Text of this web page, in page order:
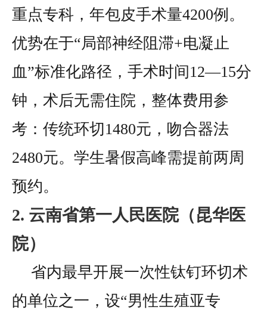
重点专科，年包皮手术量4200例。
优势在于“局部神经阻滞+电凝止
血”标准化路径，手术时间12—15分
钟，术后无需住院，整体费用参
考：传统环切1480元，吻合器法
2480元。学生暑假高峰需提前两周
预约。
2. 云南省第一人民医院（昆华医
院）
省内最早开展一次性钛钉环切术
的单位之一，设“男性生殖亚专